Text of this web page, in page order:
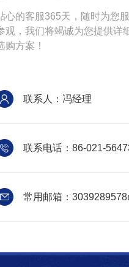
心的客服365天，随时为您
观，我们将竭诚为您提供详
购方案！
联系人：冯经理
联系电话：86-021-
常用邮箱：